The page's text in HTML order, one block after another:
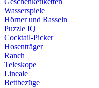
Wasserspiele
Hörner und Rasseln
Puzzle IQ
Cocktail-Picker
Hosenträger
Ranch
Teleskope
Lineale
Bettbezüge